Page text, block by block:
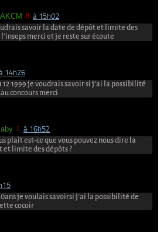
à 15h02
savoir la date de dépôt et limite des
merci et je reste sur écoute
14h26
12 1999 je voudrais savoir si j’ai la possibilité
concours merci
à 16h52
plaît est-ce que vous pouvez nous dire la
et limite des dépôts ?
je voulais savoirsi j’ai la possibilité de
cocoir